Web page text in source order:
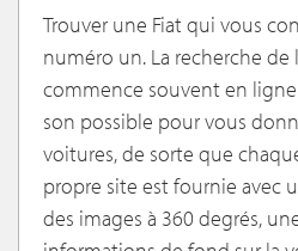
Trouver une Fiat qui vous
numéro un. La recherche de
commence souvent en
son possible pour vous
voitures, de sorte que
propre site est fournie avec
des images à 360 degrés,